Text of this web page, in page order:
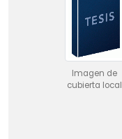
Imagen de
cubierta local